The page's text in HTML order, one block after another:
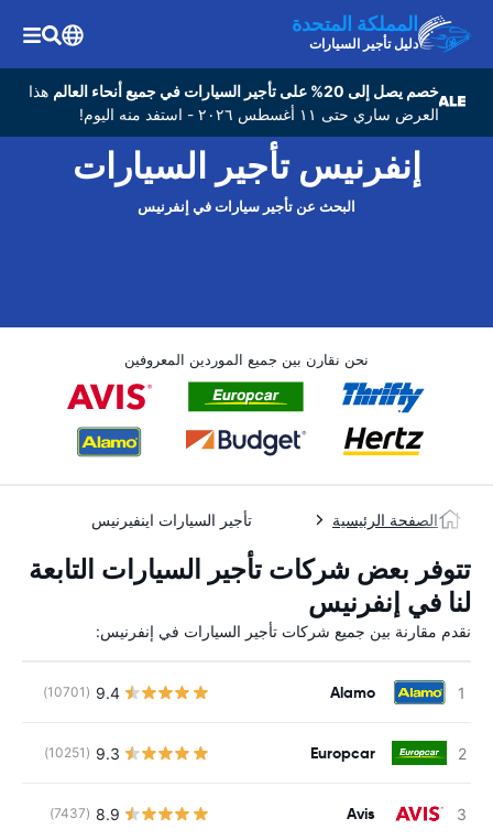
المملكة المتحدة
دليل تأجير السيارات
خصم يصل إلى 20% على تأجير السيارات في جميع أنحاء العالم
هذا
العرض ساري حتى ١١ أغسطس ٢٠٢٦ - استفد منه اليوم!
إنفرنيس تأجير السيارات
البحث عن تأجير سيارات في إنفرنيس
نحن نقارن بين جميع الموردين المعروفين
الصفحة الرئيسية تأجير السيارات اينفيرنيس
تتوفر بعض شركات تأجير السيارات التابعة
لنا في إنفرنيس
نقدم مقارنة بين جميع شركات تأجير السيارات في إنفرنيس:
Alamo
9.4
(10701)
Europcar
9.3
(10251)
Avis
8.9
(7437)